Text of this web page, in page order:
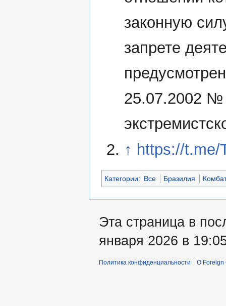
законную
запрете
25.07.2002 №
↑ https://t.me/
Категории: Все Бразилия
Эта страница в
января 2026 в
Политика конфиденциальности О Foreign